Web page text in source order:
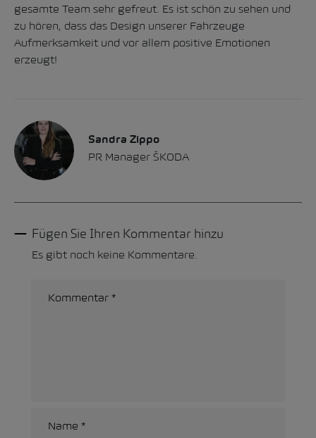
gesamte Team sehr gefreut. Es ist schön zu sehen und
zu hören, dass das Design unserer Fahrzeuge
Aufmerksamkeit und vor allem positive Emotionen
erzeugt!
Sandra Zippo
PR Manager ŠKODA
Fügen Sie Ihren Kommentar hinzu
Es gibt noch keine Kommentare.